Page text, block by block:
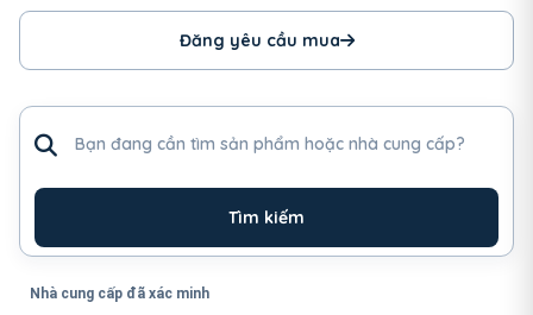
Đăng yêu cầu mua
Tìm kiếm
Nhà cung cấp đã xác minh